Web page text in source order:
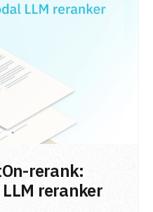
rerank:
reranker